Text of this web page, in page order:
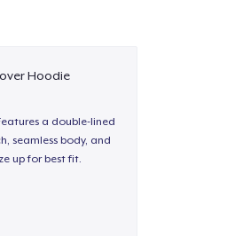
Hoodie
a double-lined
seamless body, and
up for best fit.